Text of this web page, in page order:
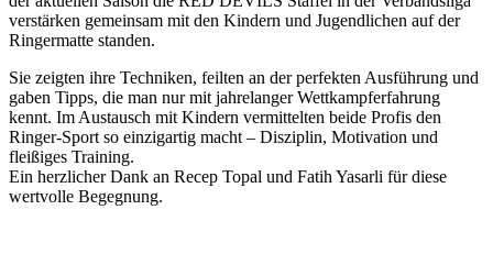
verstärken gemeinsam mit den Kindern und Jugendlichen auf der
Ringermatte standen.
Sie zeigten ihre Techniken, feilten an der perfekten Ausführung und
gaben Tipps, die man nur mit jahrelanger Wettkampferfahrung
kennt. Im Austausch mit Kindern vermittelten beide Profis den
Ringer-Sport so einzigartig macht – Disziplin, Motivation und
fleißiges Training.
Ein herzlicher Dank an Recep Topal und Fatih Yasarli für diese
wertvolle Begegnung.